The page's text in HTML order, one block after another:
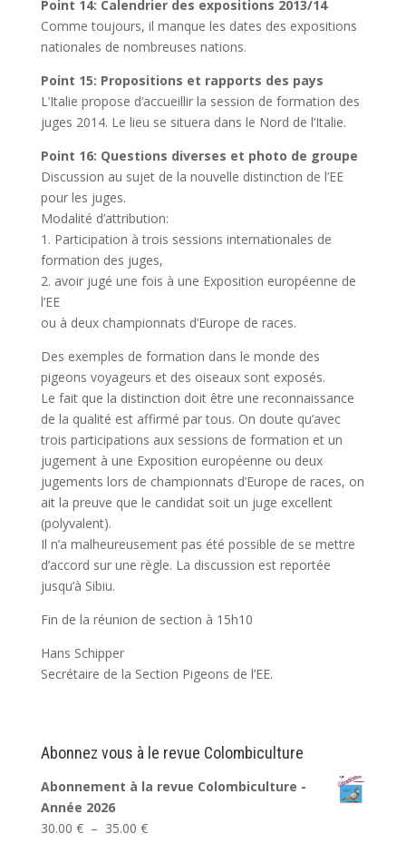
Point 14: Calendrier des expositions 2013/14
Comme toujours, il manque les dates des expositions
nationales de nombreuses nations.
Point 15: Propositions et rapports des pays
L’Italie propose d’accueillir la session de formation des
juges 2014. Le lieu se situera dans le Nord de l’Italie.
Point 16: Questions diverses et photo de groupe
Discussion au sujet de la nouvelle distinction de l’EE
pour les juges.
Modalité d’attribution:
1. Participation à trois sessions internationales de
formation des juges,
2. avoir jugé une fois à une Exposition européenne de
l’EE
ou à deux championnats d’Europe de races.
Des exemples de formation dans le monde des
pigeons voyageurs et des oiseaux sont exposés.
Le fait que la distinction doit être une reconnaissance
de la qualité est affirmé par tous. On doute qu’avec
trois participations aux sessions de formation et un
jugement à une Exposition européenne ou deux
jugements lors de championnats d’Europe de races, on
ait la preuve que le candidat soit un juge excellent
(polyvalent).
Il n’a malheureusement pas été possible de se mettre
d’accord sur une règle. La discussion est reportée
jusqu’à Sibiu.
Fin de la réunion de section à 15h10
Hans Schipper
Secrétaire de la Section Pigeons de l’EE.
Abonnez vous à le revue Colombiculture
Abonnement à la revue Colombiculture -
Année 2026
30.00 € – 35.00 €Plage